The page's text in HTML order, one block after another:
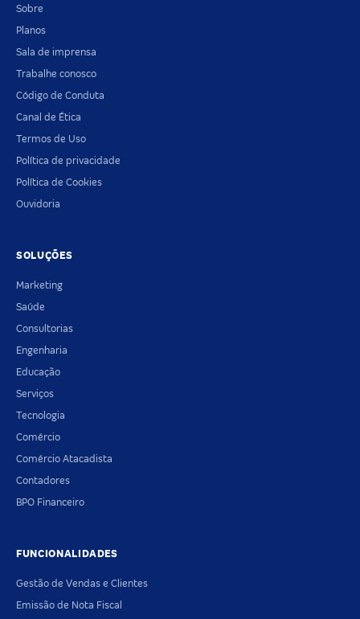
Sobre
Planos
Sala de imprensa
Trabalhe conosco
Código de Conduta
Canal de Ética
Termos de Uso
Política de privacidade
Política de Cookies
Ouvidoria
SOLUÇÕES
Marketing
Saúde
Consultorias
Engenharia
Educação
Serviços
Tecnologia
Comércio
Comércio Atacadista
Contadores
BPO Financeiro
FUNCIONALIDADES
Gestão de Vendas e Clientes
Emissão de Nota Fiscal